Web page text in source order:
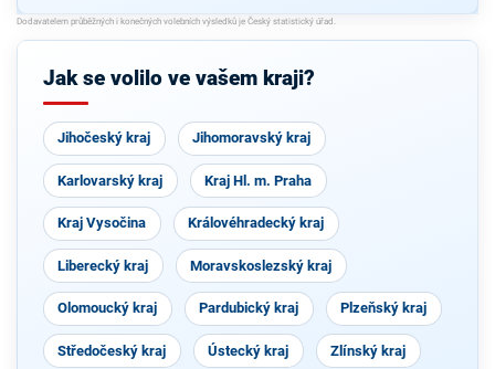
Jak se volilo ve vašem kraji?
Jihočeský kraj Jihomoravský kraj
Karlovarský kraj Kraj Hl. m. Praha
Kraj Vysočina Královéhradecký kraj
Liberecký kraj Moravskoslezský kraj
Olomoucký kraj Pardubický kraj Plzeňský kraj
Středočeský kraj Ústecký kraj Zlínský kraj